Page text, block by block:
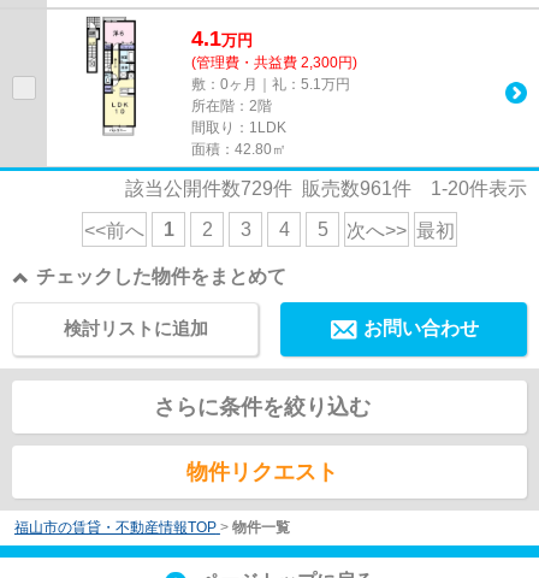
4.1万円
(管理費・共益費 2,300円)
敷：0ヶ月｜礼：5.1万円
所在階：2階
間取り：1LDK
面積：42.80㎡
該当公開件数729件 販売数961件 1-20件表示
<<前へ 1 2 3 4 5 次へ>> 最初
チェックした物件をまとめて
お問い合わせ
検討リストに追加
さらに条件を絞り込む
物件リクエスト
福山市の賃貸・不動産情報TOP > 物件一覧